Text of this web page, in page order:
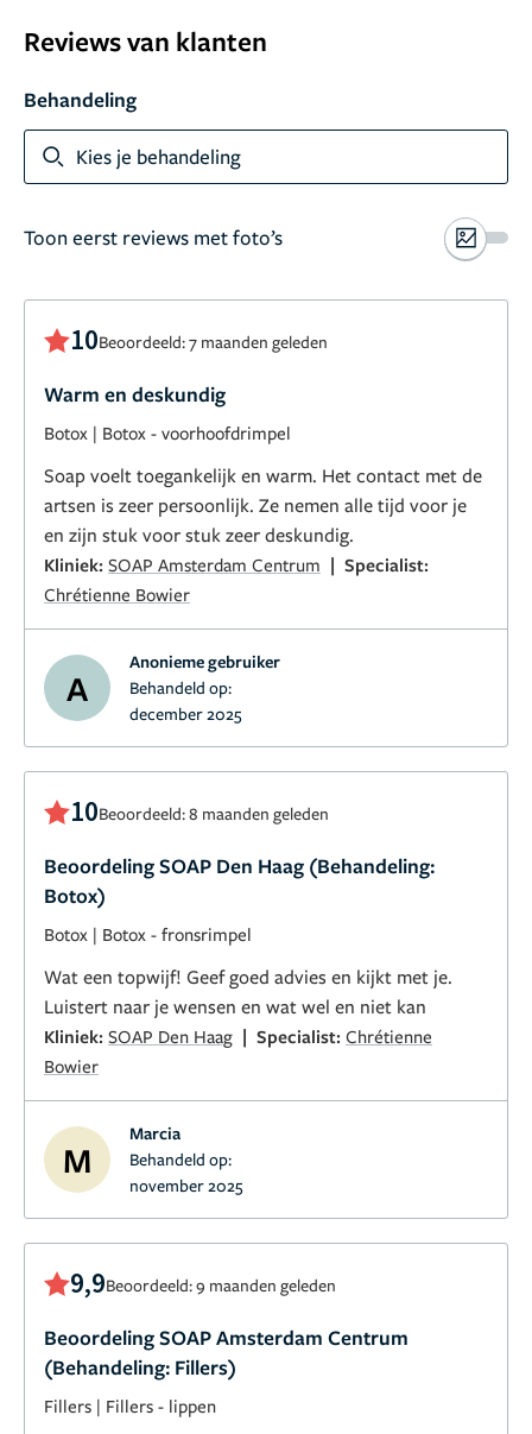
Reviews van klanten
Behandeling
Kies je behandeling
Toon eerst reviews met foto’s
10Beoordeeld: 7 maanden geleden
Warm en deskundig
Botox | Botox - voorhoofdrimpel
Soap voelt toegankelijk en warm. Het contact met de
artsen is zeer persoonlijk. Ze nemen alle tijd voor je
en zijn stuk voor stuk zeer deskundig.
Kliniek: SOAP Amsterdam Centrum | Specialist:
Chrétienne Bowier
A
Anonieme gebruiker
Behandeld op:
december 2025
10Beoordeeld: 8 maanden geleden
Beoordeling SOAP Den Haag (Behandeling:
Botox)
Botox | Botox - fronsrimpel
Wat een topwijf! Geef goed advies en kijkt met je.
Luistert naar je wensen en wat wel en niet kan
Kliniek: SOAP Den Haag | Specialist: Chrétienne
Bowier
M
Marcia
Behandeld op:
november 2025
9,9Beoordeeld: 9 maanden geleden
Beoordeling SOAP Amsterdam Centrum
(Behandeling: Fillers)
Fillers | Fillers - lippen